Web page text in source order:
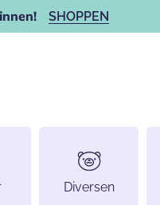
SHOPPEN
Diversen